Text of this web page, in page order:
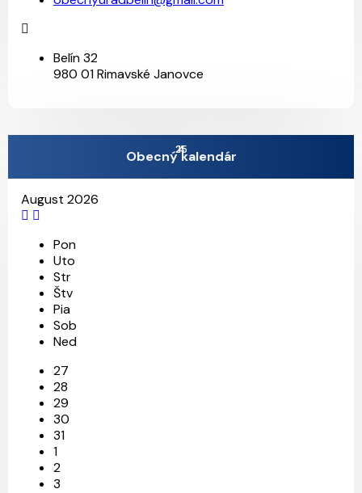
Belín 32
980 01 Rimavské Janovce
Obecný kalendár
August 2026
Pon
Uto
Str
Štv
Pia
Sob
Ned
27
28
29
30
31
1
2
3
4
11
25